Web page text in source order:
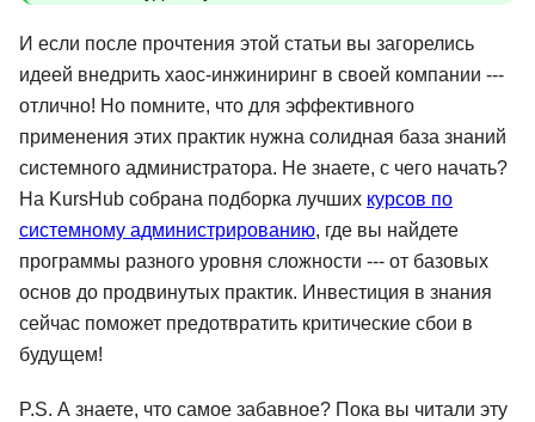
И если после прочтения этой статьи вы загорелись
идеей внедрить хаос-инжиниринг в своей компании ---
отлично! Но помните, что для эффективного
применения этих практик нужна солидная база знаний
системного администратора. Не знаете, с чего начать?
На KursHub собрана подборка лучших курсов по
системному администрированию, где вы найдете
программы разного уровня сложности --- от базовых
основ до продвинутых практик. Инвестиция в знания
сейчас поможет предотвратить критические сбои в
будущем!
P.S. А знаете, что самое забавное? Пока вы читали эту